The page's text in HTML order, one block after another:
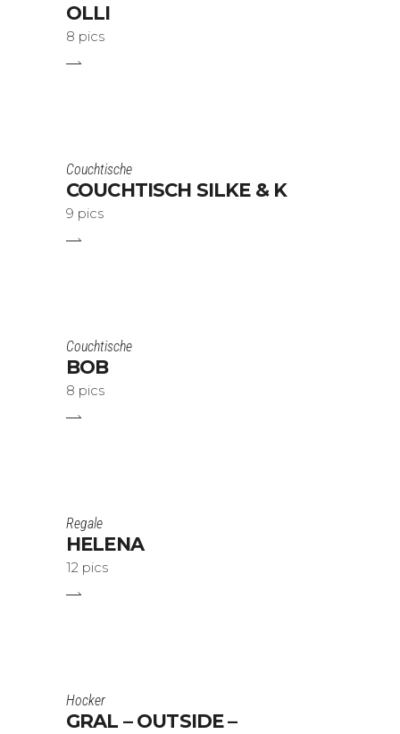
OLLI
8 pics
Couchtische
COUCHTISCH SILKE & K
9 pics
Couchtische
BOB
8 pics
Regale
HELENA
12 pics
Hocker
GRAL – OUTSIDE –